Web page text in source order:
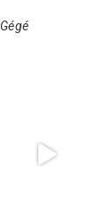
Gégé